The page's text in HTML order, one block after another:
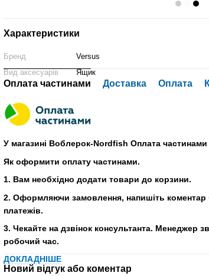
Характеристики
Бренд
Versus
Вид аксесуарів
Ящик
Оплата частинами Доставка Оплата
У магазині Воблерок-Nordfish Оплата частинами
Як оформити оплату частинами.
1. Вам необхідно додати товари до корзини.
2. Оформляючи замовлення, напишіть коментар
платежів.
3. Чекайте на дзвінок консультанта. Менеджер
робочий час.
ДОКЛАДНІШЕ
Новий відгук або коментар